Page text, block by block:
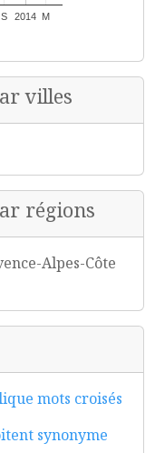
2014
S M
villes
régions
Alpes-Côte
mots croisés
synonyme